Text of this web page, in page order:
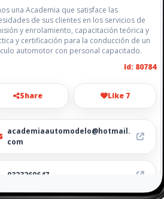
una Academia que satisface las
de sus clientes en los servicios de
y enrolamiento, capacitación teórica y
y certificación para la conducción de un
automotor con personal capacitado.
Id: 80784
Share Like 7
academiaautomodelo@hotmail.
com
0323269647